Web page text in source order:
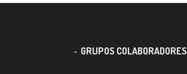
GRUPOS COLABORADORES